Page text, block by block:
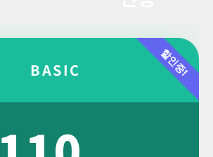
할인중!
BASIC